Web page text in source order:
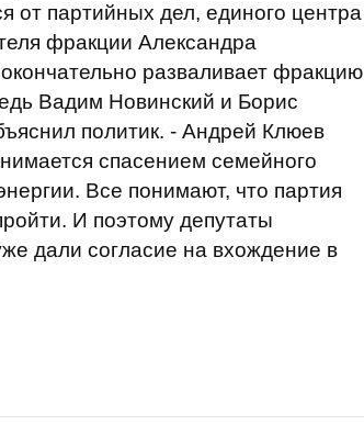
от партийных дел, единого центра
фракции Александра
разваливает фракцию
Вадим Новинский и Борис
политик. - Андрей Клюев
спасением семейного
Все понимают, что партия
И поэтому депутаты
дали согласие на вхождение в